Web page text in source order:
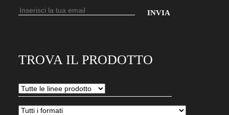
Indirizzo
indirizzo
per
iscriverti
TROVA IL PRODOTTO